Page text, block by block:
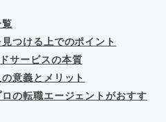
覧
つける上でのポイント
サービスの本質
意義とメリット
の転職エージェントがおすす